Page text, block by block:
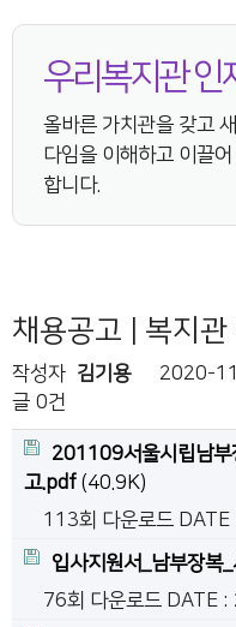
우리복지관 인
올바른 가치관을 갖고
다임을 이해하고 이끌
합니다.
채용공고 | 복지
작성자 김기용 2020-
글 0건
201109서울시립남부
고.pdf (40.9K)
113회 다운로드
입사지원서_남부장복
76회 다운로드 DATE